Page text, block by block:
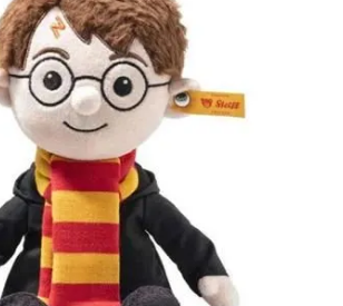
品の実物を見ることはできますか？
売ですので実物をお見せすることが
り寄せと言うことですが、商品はきち
！商品は確実にお届けします。
から届くのですか。受取の際、関税な
U・Y 様 （女性）
用したところ「くまの小屋」さ
んを紹介され…」
玉県 S・W 様
メールなどで届けて頂きとても
感がありました」